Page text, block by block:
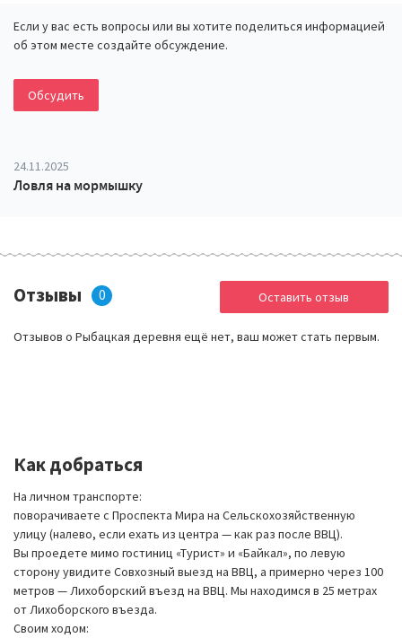
Если у вас есть вопросы или вы хотите поделиться информацией
об этом месте создайте обсуждение.
Обсудить
24.11.2025
Ловля на мормышку
Отзывы 0
Отзывов о Рыбацкая деревня ещё нет, ваш может стать первым.
Оставить отзыв
Как добраться
На личном транспорте:
поворачиваете с Проспекта Мира на Сельскохозяйственную
улицу (налево, если ехать из центра — как раз после ВВЦ).
Вы проедете мимо гостиниц «Турист» и «Байкал», по левую
сторону увидите Совхозный выезд на ВВЦ, а примерно через 100
метров — Лихоборский въезд на ВВЦ. Мы находимся в 25 метрах
от Лихоборского въезда.
Своим ходом: